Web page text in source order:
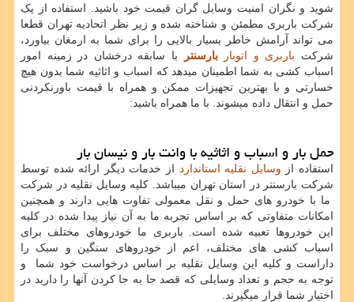
شوید و نگران امنیت وسایل گران قیمت خود باشید. استفاده از یک
شرکت باربری مطمئن و شناخته شده و زیر نظر اتحادیه تهران قطعا
می تواند آرامش خاطر بسیار بالایی را برای شما به ارمغان بیاورد،
شرکت باربری و اتوباربارسنتر
با سابقه درخشان در زمینه امور
اسباب کشی به شما اطمینان میدهد که اسباب و اثاثیه شما بدون هیچ
خسارتی و با بهترین تجهیزات ممکن و همراه با قیمت باورنکردنی
حمل و انتقال داده میشوند. با ما همراه باشید:
حمل بار و اسباب و اثاثیه با وانت بار و نیسان بار
استفاده از وسایل نقلیه استاندارد از خدمات دیگر ارائه شده توسط
شرکت بارسنتر در استان تهران میباشد. کلیه وسایل نقلیه در شرکت
ما با خودرو های حمل و نقل معمولی تفاوت هایی دارند و همچنین
امکانات متفاوتی که بر اساس تجربه ما به آن نیاز پیدا شده در کلیه
این خودروها تعبیه شده است. باربری ما خودروهای مختلف برای
اسباب کشی های مختلف، اعم از خودروهای سنگین و سبک را
داراست و کلیه این وسایل نقلیه بر اساس درخواست خود شما و
توجه به حجم و تعداد وسایلی که قصد جا به جا کردن آنها را دارید در
اختیار شما قرار میگیرند.